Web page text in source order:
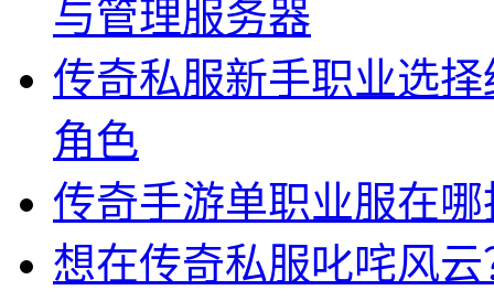
与管理服务器
传奇私服新手职业选
角色
传奇手游单职业服在
想在传奇私服叱咤风